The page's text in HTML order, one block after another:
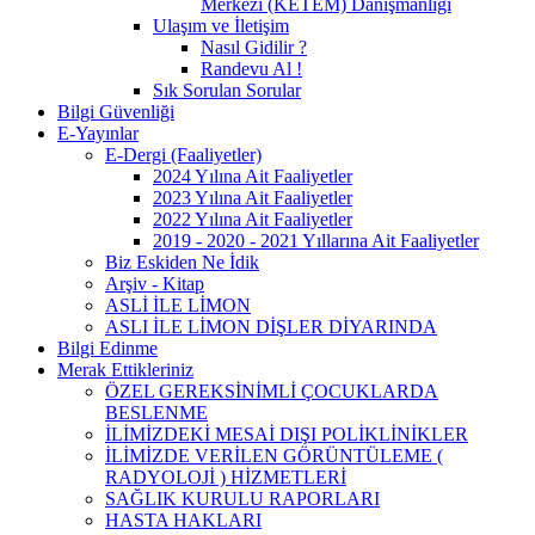
Ulaşım ve İletişim
Nasıl Gidilir ?
Randevu Al !
Sık Sorulan Sorular
Bilgi Güvenliği
E-Yayınlar
E-Dergi (Faaliyetler)
2024 Yılına Ait Faaliyetler
2023 Yılına Ait Faaliyetler
2022 Yılına Ait Faaliyetler
2019 - 2020 - 2021 Yıllarına Ait Faaliyetler
Biz Eskiden Ne İdik
Arşiv - Kitap
ASLİ İLE LİMON
ASLI İLE LİMON DİŞLER DİYARINDA
Bilgi Edinme
Merak Ettikleriniz
ÖZEL GEREKSİNİMLİ ÇOCUKLARDA
BESLENME
İLİMİZDEKİ MESAİ DIŞI POLİKLİNİKLER
İLİMİZDE VERİLEN GÖRÜNTÜLEME (
RADYOLOJİ ) HİZMETLERİ
SAĞLIK KURULU RAPORLARI
HASTA HAKLARI